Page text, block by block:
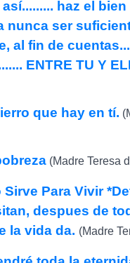
haz el bien
ser
al fin de
ENTRE TU Y
que hay en tí.
(Madre Teresa
Para Vivir
despues de
la vida da. (Madre